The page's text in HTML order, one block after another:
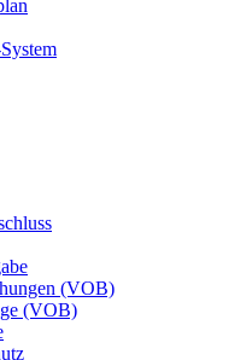
(VOB)
(VOB)